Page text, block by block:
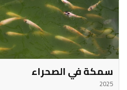
سمكة في الصحراء
2025